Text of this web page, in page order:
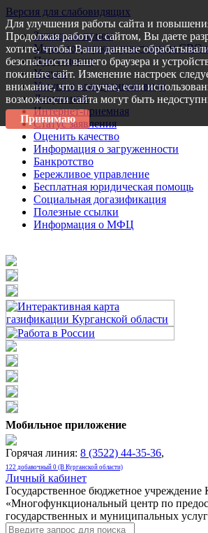
Версия для слабовидящих
Запись на прием
Меры поддержки участникам СВО
Пресс-центр
Услуги
Услуги в электронном виде
Документы
Интернет-приемная
Статус заявления
Оценить качество
Информация о загруженности
Банкротство
Бережливое управление
Бесплатная юридическая помощь
Социальная догазификация
Полезные ссылки
Информация о МФЦ
Мобильное приложение
Горячая линия: 8 (3522) 44-35-36,
122 добавочный 0 (В Курганской области)
Личный кабинет
Государственное бюджетное учреждение
«Многофункциональный центр по
государственных и муниципальных
Для улучшения работы сайта и
Продолжая работу с сайтом, Вы даете
хотите, чтобы Ваши данные
безопасности вашего браузера и
покиньте сайт. Изменение настроек
внимание, что в случае, если
возможности сайта могут быть
Принимаю